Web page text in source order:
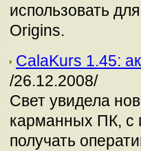
использовать
Origins.
CalaKurs 1.45:
/26.12.2008/
Свет увидела
карманных ПК, с
получать